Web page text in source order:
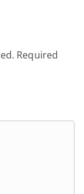
Required